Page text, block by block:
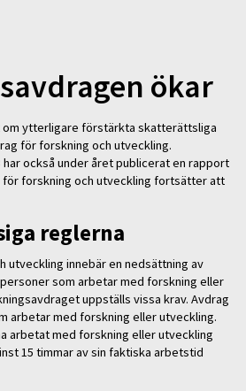
ökar
om ytterligare förstärkta skatterättsliga
för forskning och utveckling.
också under året publicerat en rapport
forskning och utveckling fortsätter att
reglerna
utveckling innebär en nedsättning av
som arbetar med forskning eller
uppställs vissa krav. Avdrag
arbetar med forskning eller utveckling.
arbetat med forskning eller utveckling
15 timmar av sin faktiska arbetstid